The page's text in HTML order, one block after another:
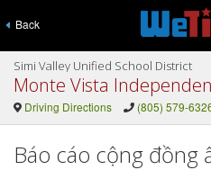
Back
Simi Valley Unified School District
Driving Directions (805) 579-
Báo cáo cộng đồng